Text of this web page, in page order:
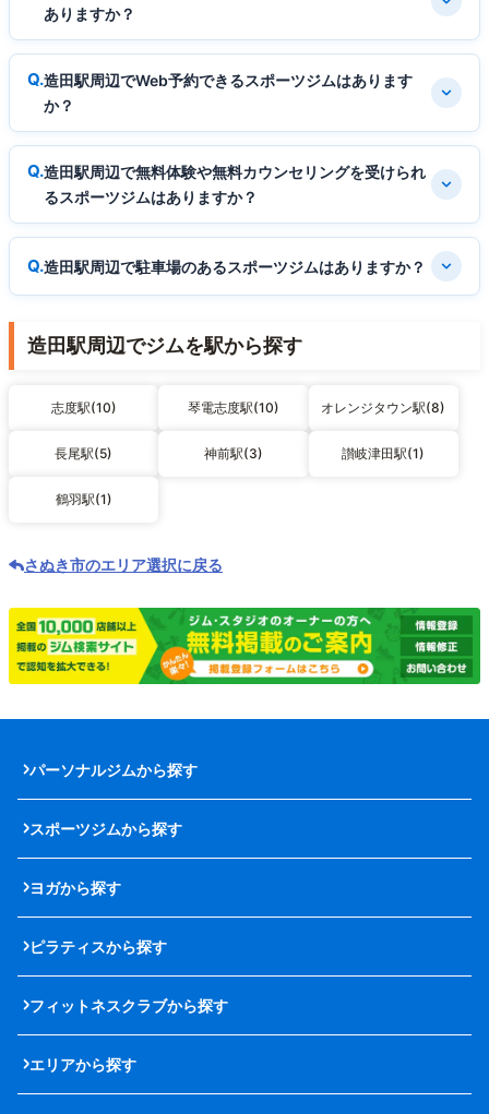
ありますか？
造田駅周辺でWeb予約できるスポーツジムはあります
か？
造田駅周辺で無料体験や無料カウンセリングを受けられ
るスポーツジムはありますか？
造田駅周辺で駐車場のあるスポーツジムはありますか？
造田駅周辺でジムを駅から探す
志度駅(10) 琴電志度駅(10) オレンジタウン駅(8)
長尾駅(5) 神前駅(3) 讃岐津田駅(1)
鶴羽駅(1)
さぬき市のエリア選択に戻る
パーソナルジムから探す
スポーツジムから探す
ヨガから探す
ピラティスから探す
フィットネスクラブから探す
エリアから探す